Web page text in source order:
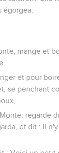
égorgea.
mange et
et pour
se penchant
regarde
et dit : Il